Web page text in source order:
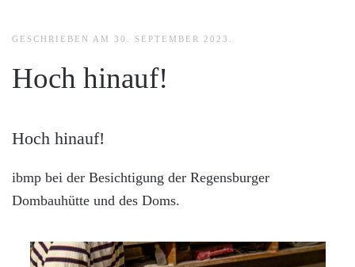
GESCHRIEBEN AM 30. SEPTEMBER 2023
Hoch hinauf!
Hoch hinauf!
ibmp bei der Besichtigung der Regensburger
Dombauhütte und des Doms.